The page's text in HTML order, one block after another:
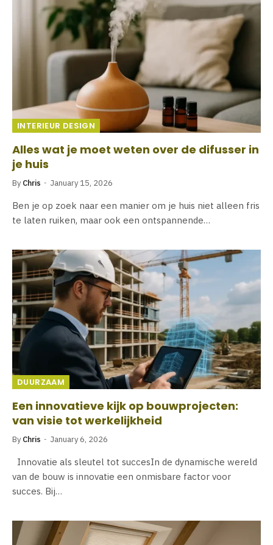
INTERIEUR DESIGN
Alles wat je moet weten over de difusser in
je huis
By Chris January 15, 2026
Ben je op zoek naar een manier om je huis niet alleen fris
te laten ruiken, maar ook een ontspannende…
DUURZAAM
Een innovatieve kijk op bouwprojecten:
van visie tot werkelijkheid
By Chris January 6, 2026
Innovatie als sleutel tot succesIn de dynamische wereld
van de bouw is innovatie een onmisbare factor voor
succes. Bij…